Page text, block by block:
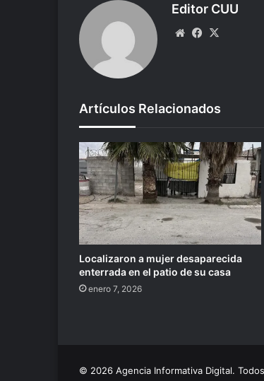
Editor CUU
WebsiteFacebook
Artículos Relacionados
Localizaron a mujer desaparecida
enterrada en el patio de su casa
enero 7, 2026
© 2026 Agencia Informativa Digital.